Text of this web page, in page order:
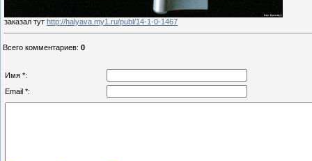
заказал тут http://halyava.my1.ru/publ/14-1-0-1467
Всего комментариев: 0
Имя *:
Email *: